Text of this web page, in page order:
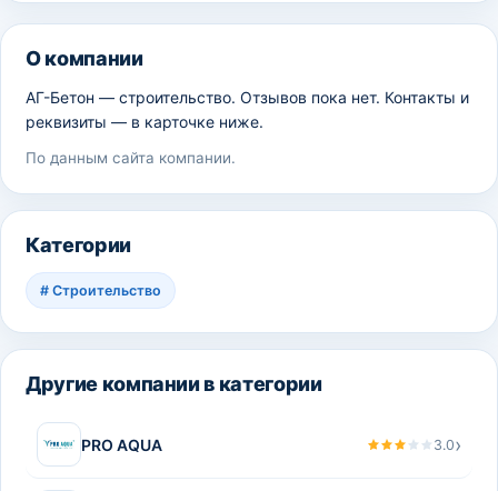
О компании
АГ-Бетон — строительство. Отзывов пока нет. Контакты и
реквизиты — в карточке ниже.
По данным сайта компании.
Категории
# Строительство
Другие компании в категории
PRO AQUA 3.0›